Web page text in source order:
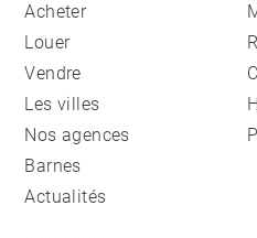
Acheter
Louer
Vendre
Les villes
Nos agences
Barnes
Actualités